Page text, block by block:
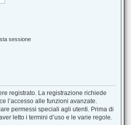
sessione
registrato. La registrazione richiede
l’accesso alle funzioni avanzate.
permessi speciali agli utenti. Prima di
letto i termini d’uso e le varie regole.